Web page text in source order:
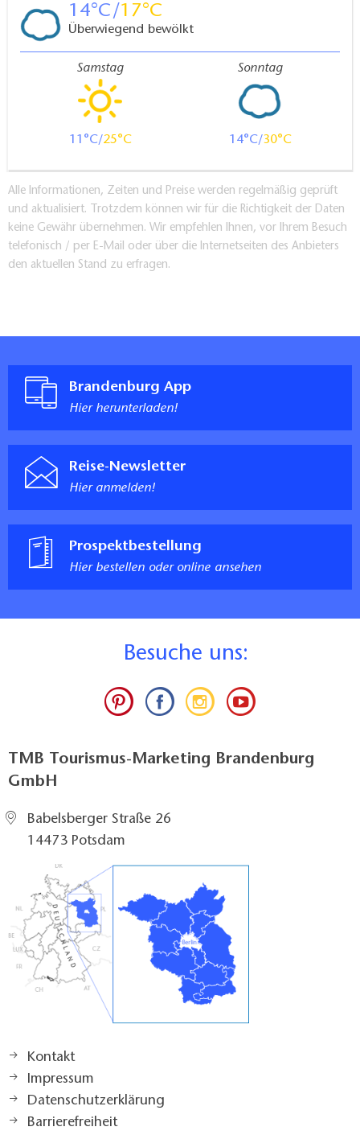
14 17
Überwiegend bewölkt
Samstag
11 25
Sonntag
14 30
Alle Informationen, Zeiten und Preise werden regelmäßig geprüft
und aktualisiert. Trotzdem können wir für die Richtigkeit der Daten
keine Gewähr übernehmen. Wir empfehlen Ihnen, vor Ihrem Besuch
telefonisch / per E-Mail oder über die Internetseiten des Anbieters
den aktuellen Stand zu erfragen.
Brandenburg App
Hier herunterladen!
Reise-Newsletter
Hier anmelden!
Prospektbestellung
Hier bestellen oder online ansehen
Besuche uns:
TMB Tourismus-Marketing Brandenburg
GmbH
Babelsberger Straße 26
14473 Potsdam
Kontakt
Impressum
Datenschutzerklärung
Barrierefreiheit